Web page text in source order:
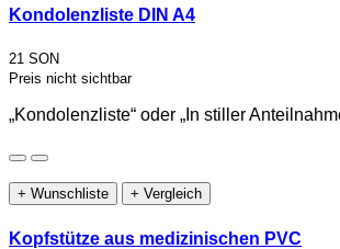
Kondolenzliste DIN A4
21 SON
Preis nicht sichtbar
„Kondolenzliste“ oder „In stiller
+ Wunschliste + Vergleich
Kopfstütze aus medizinischen PVC